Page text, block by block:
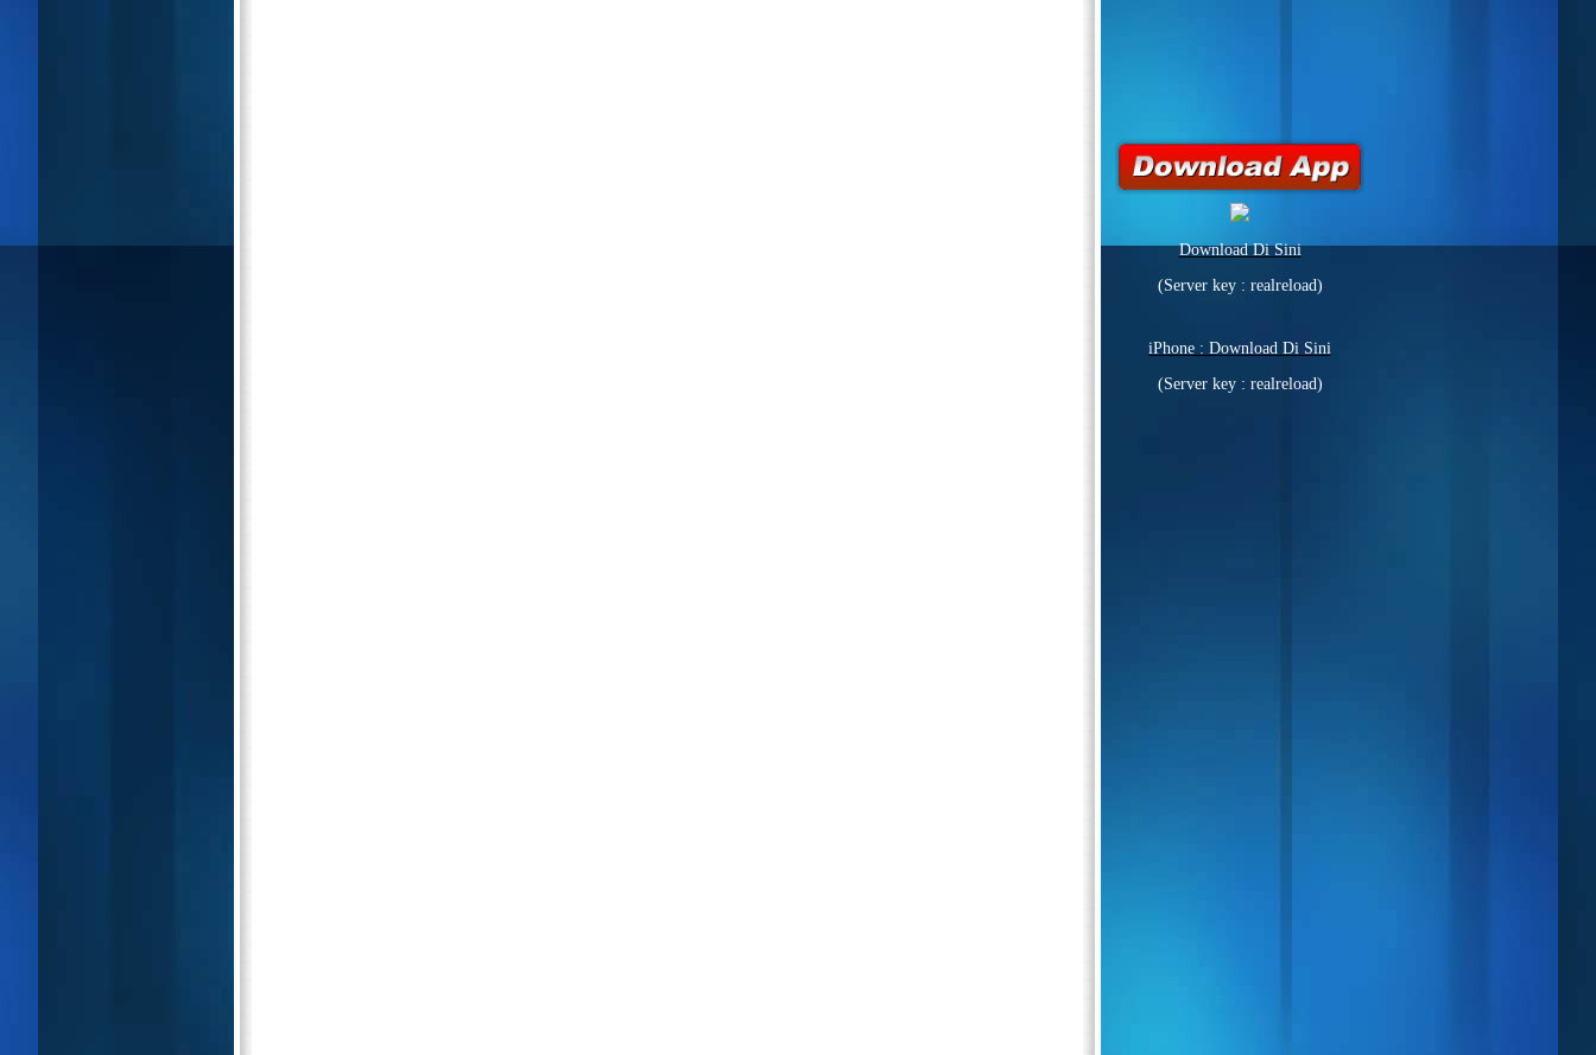
RealReload.com.my- Web akan
dilancarkan dalam masa terdekat!
Download Di Sini
(Server key : realreload)
iPhone : Download Di Sini
(Server key : realreload)